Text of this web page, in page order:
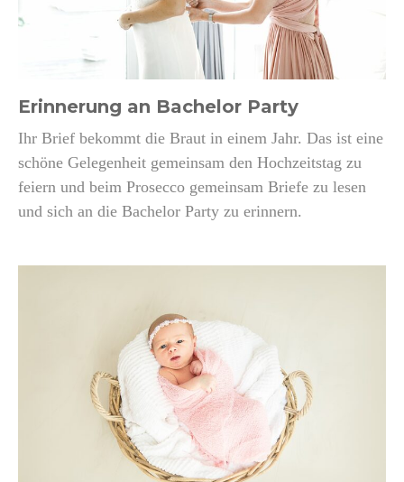
Erinnerung an Bachelor Party
Ihr Brief bekommt die Braut in einem Jahr. Das ist eine
schöne Gelegenheit gemeinsam den Hochzeitstag zu
feiern und beim Prosecco gemeinsam Briefe zu lesen
und sich an die Bachelor Party zu erinnern.